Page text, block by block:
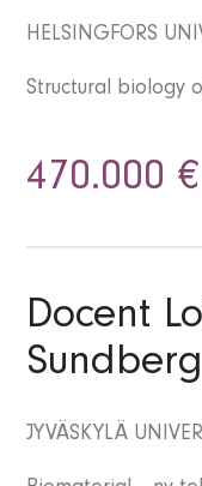
HELSINGFORS
Structural biology
470.000 €
Docent
Sundberg
JYVÄSKYLÄ